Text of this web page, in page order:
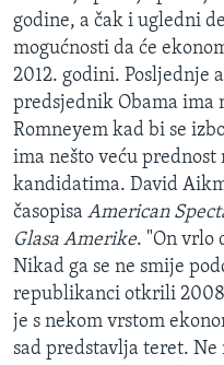
godine, a čak i ugledni
mogućnosti da će
2012. godini. Posljednje
predsjednik Obama ima
Romneyem kad bi se
ima nešto veću
kandidatima. David
časopisa American
Glasa Amerike. "On vrlo
Nikad ga se ne smije
republikanci otkrili
je s nekom vrstom
sad predstavlja teret.